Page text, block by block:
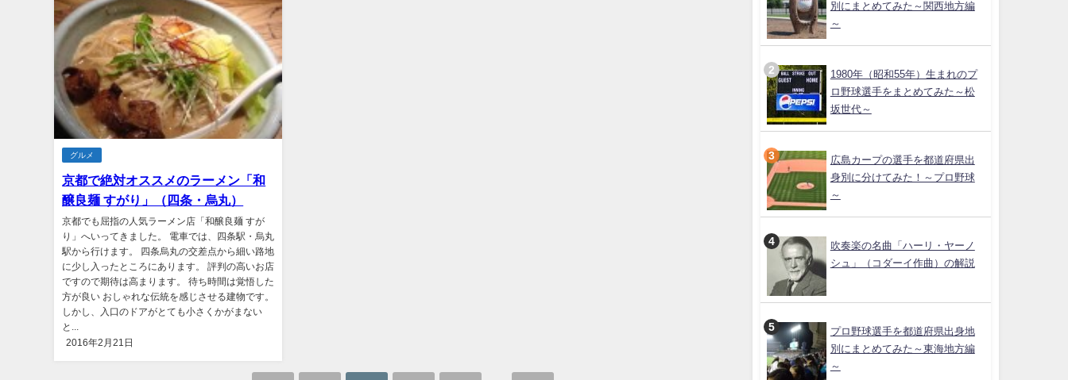
グルメ
京都で絶対オススメのラーメン「和
醸良麺 すがり」（四条・烏丸）
京都でも屈指の人気ラーメン店「和醸良麺 すが
り」へいってきました。 電車では、四条駅・烏丸
駅から行けます。 四条烏丸の交差点から細い路地
に少し入ったところにあります。 評判の高いお店
ですので期待は高まります。 待ち時間は覚悟した
方が良い おしゃれな伝統を感じさせる建物です。
しかし、入口のドアがとても小さくかがまない
と...
2016年2月21日
別にまとめてみた～関西地方編
～
1980年（昭和55年）生まれのプ
ロ野球選手をまとめてみた～松
坂世代～
広島カープの選手を都道府県出
身別に分けてみた！～プロ野球
～
吹奏楽の名曲「ハーリ・ヤーノ
シュ」（コダーイ作曲）の解説
プロ野球選手を都道府県出身地
別にまとめてみた～東海地方編
～